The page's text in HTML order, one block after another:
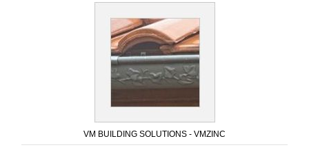
VM BUILDING SOLUTIONS - VMZINC